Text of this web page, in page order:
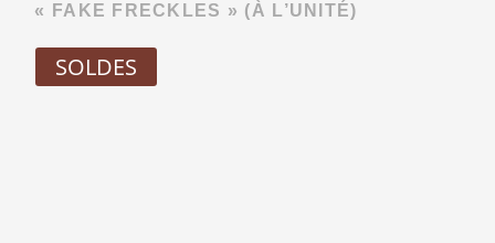
« FAKE FRECKLES » (À L’UNITÉ)
SOLDES